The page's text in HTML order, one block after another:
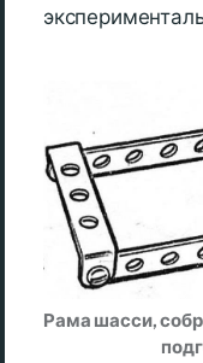
Рама шасси,